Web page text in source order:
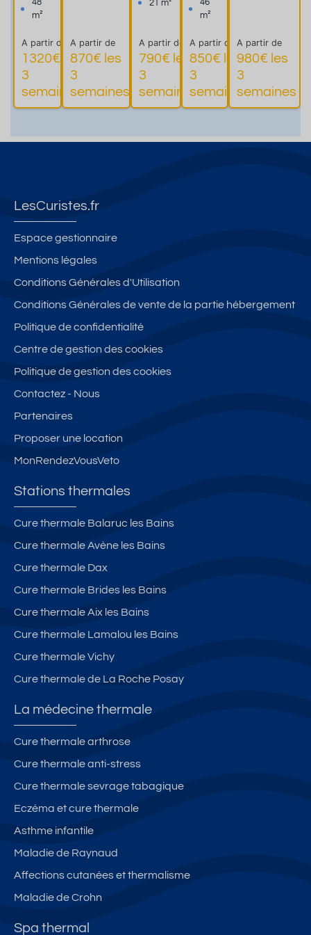
pièc
48
m²
A partir de
1320€ les
3
semaines
Plus
d'informations
A partir de
870€ les
3
semaines
Plus
d'informations
21 m²
A partir de
790€ les
3
semaines
d'informations
46
m²
A partir de
850€ les
3
semaines
A partir de
980€ les
3
semaines
LesCuristes.fr
Espace gestionnaire
Mentions légales
Conditions Générales d'Utilisation
Conditions Générales de vente de la partie hébergement
Politique de confidentialité
Centre de gestion des cookies
Politique de gestion des cookies
Contactez - Nous
Partenaires
Proposer une location
MonRendezVousVeto
Stations thermales
Cure thermale Balaruc les Bains
Cure thermale Avène les Bains
Cure thermale Dax
Cure thermale Brides les Bains
Cure thermale Aix les Bains
Cure thermale Lamalou les Bains
Cure thermale Vichy
Cure thermale de La Roche Posay
La médecine thermale
Cure thermale arthrose
Cure thermale anti-stress
Cure thermale sevrage tabagique
Eczéma et cure thermale
Asthme infantile
Maladie de Raynaud
Affections cutanées et thermalisme
Maladie de Crohn
Spa thermal